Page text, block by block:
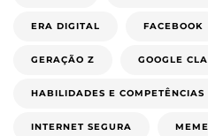
ERA DIGITAL FACEBOOK
GERAÇÃO Z GOOGLE
HABILIDADES E COMPETÊNCIAS
INTERNET SEGURA